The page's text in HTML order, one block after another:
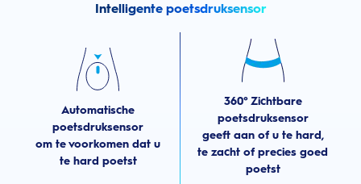
Intelligente poetsdruksensor
Automatische
poetsdruksensor
om te voorkomen dat u
te hard poetst
360° Zichtbare
poetsdruksensor
geeft aan of u te hard,
te zacht of precies goed
poetst